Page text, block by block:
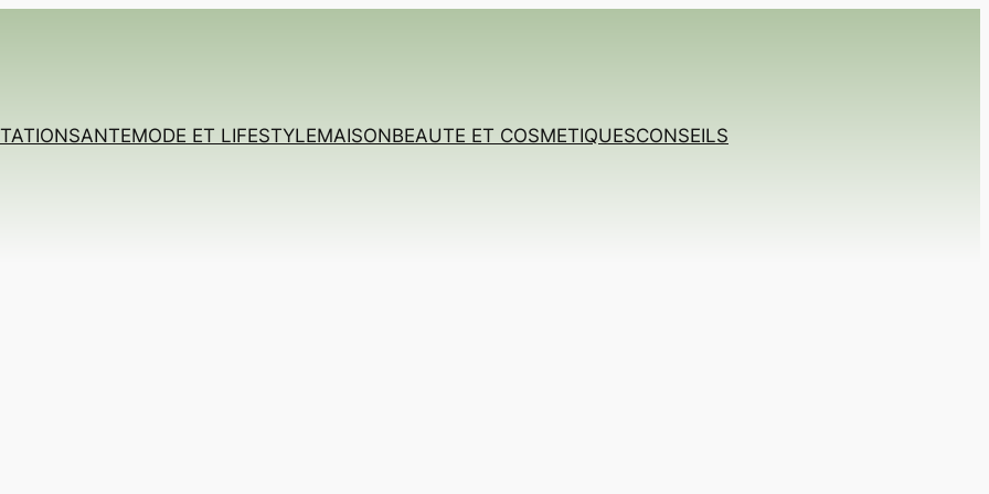
SANTEMODE ET LIFESTYLEMAISONBEAUTE ET COSMETIQUESCONSEILS